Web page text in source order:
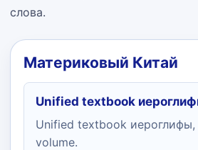
слова.
Материковый Китай
Unified textbook
Unified textbook
volume.